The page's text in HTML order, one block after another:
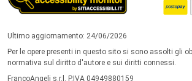
Ultimo aggiornamento: 24/06/2026
Per le opere presenti in questo sito si sono assolti gli
normativa sul diritto d'autore e sui diritti connessi.
FrancoAngeli s.r.l. P.IVA 04949880159